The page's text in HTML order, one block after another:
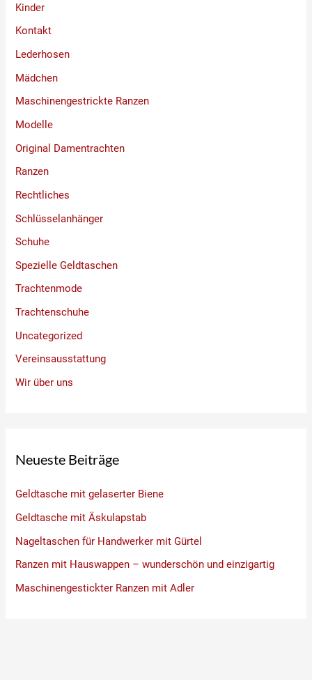
Kinder
Kontakt
Lederhosen
Mädchen
Maschinengestrickte Ranzen
Modelle
Original Damentrachten
Ranzen
Rechtliches
Schlüsselanhänger
Schuhe
Spezielle Geldtaschen
Trachtenmode
Trachtenschuhe
Uncategorized
Vereinsausstattung
Wir über uns
Neueste Beiträge
Geldtasche mit gelaserter Biene
Geldtasche mit Äskulapstab
Nageltaschen für Handwerker mit Gürtel
Ranzen mit Hauswappen – wunderschön und einzigartig
Maschinengestickter Ranzen mit Adler